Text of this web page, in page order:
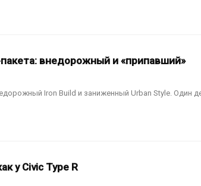
внедорожный и «припавший»
Iron Build и заниженный Urban Style. Один
у Civic Type R